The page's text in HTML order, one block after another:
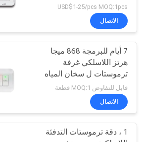
غرفة الالكترونية
ترموستات
123
110
ترموستات غرفة RF
للمنزل
USD$1-25/pcs MOQ:1pcs
الاتصال
7 أيام للبرمجة 868 ميجا
هرتز اللاسلكي غرفة
ترموستات ل سخان المياه
قابل للتفاوض MOQ:1 قطعة
الاتصال
1 ، دقة ترموستات التدفئة